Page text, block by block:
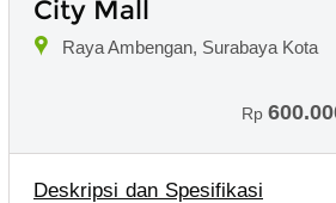
City Mall
Raya Ambengan, Surabaya Kota
Rp
Deskripsi dan Spesifikasi